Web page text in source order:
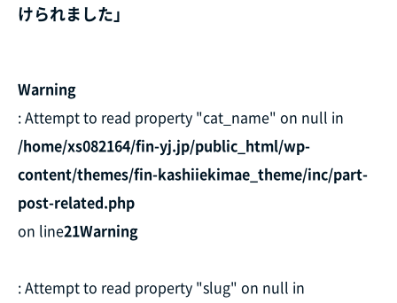
けられました」
Warning
: Attempt to read property "cat_name" on null in
/home/xs082164/fin-yj.jp/public_html/wp-
content/themes/fin-kashiiekimae_theme/inc/part-
post-related.php
on line21Warning
: Attempt to read property "slug" on null in